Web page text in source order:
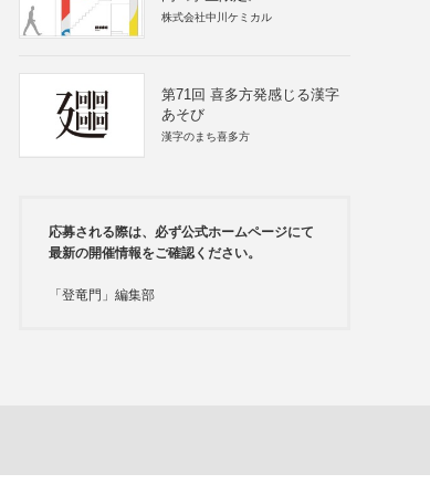
株式会社中川ケミカル
第71回 喜多方発感じる漢字
あそび
漢字のまち喜多方
応募される際は、必ず公式ホームページにて
最新の開催情報をご確認ください。
「登竜門」編集部